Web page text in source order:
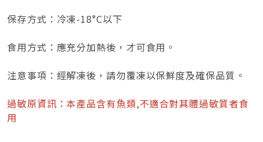
保存方式：冷凍-18°C以下
食用方式：應充分加熱後，才可食用。
注意事項：經解凍後，請勿覆凍以保鮮度及確保品質。
過敏原資訊：本產品含有魚類,不適合對其體過敏質者食
用